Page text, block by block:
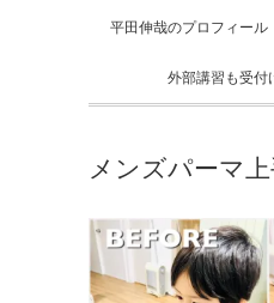
平田伸哉のプロフィール
外部講習も受付
メンズパーマ